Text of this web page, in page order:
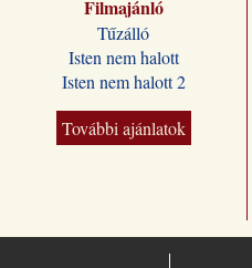
stílusukat.
Kívánjuk, hogy
Wilhelm Busch
előadássorozata
ilyen módon is
sokakat segítsen a
Jézus Krisztus
magyar kiadó
„Jézus a mi
Filmajánló
Tűzálló
Isten nem halott
Isten nem halott 2
További ajánlatok